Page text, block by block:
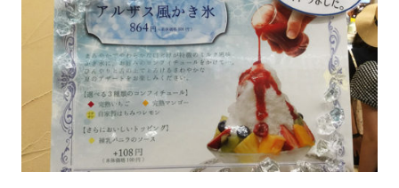
き
イ
ト